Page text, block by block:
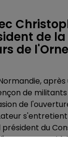
de
de
après
de
de
du
est aussi à